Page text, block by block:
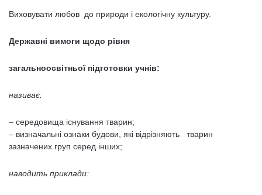
Виховувати любов до природи і екологічну культуру.
Державні вимоги щодо рівня
загальноосвітньої підготовки учнів:
називає:
– середовища існування тварин;
– визначальні ознаки будови, які відрізняють тварин
зазначених груп серед інших;
наводить приклади: